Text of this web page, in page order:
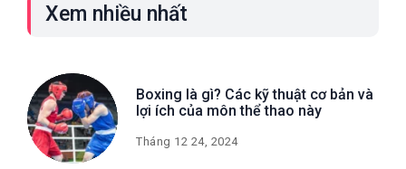
Xem nhiều nhất
Boxing là gì? Các kỹ thuật cơ bản và
lợi ích của môn thể thao này
Tháng 12 24, 2024